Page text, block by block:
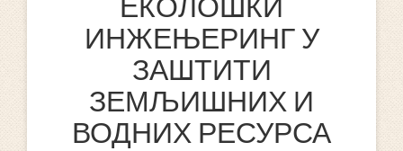
ИНЖЕЊЕРИНГ У
ЗАШТИТИ
ЗЕМЉИШНИХ И
ВОДНИХ РЕСУРСА